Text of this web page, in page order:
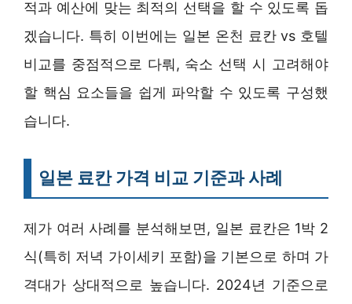
적과 예산에 맞는 최적의 선택을 할 수 있도록 돕
겠습니다. 특히 이번에는 일본 온천 료칸 vs 호텔
비교를 중점적으로 다뤄, 숙소 선택 시 고려해야
할 핵심 요소들을 쉽게 파악할 수 있도록 구성했
습니다.
일본 료칸 가격 비교 기준과 사례
제가 여러 사례를 분석해보면, 일본 료칸은 1박 2
식(특히 저녁 가이세키 포함)을 기본으로 하며 가
격대가 상대적으로 높습니다. 2024년 기준으로